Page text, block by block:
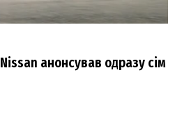
анонсував одразу сім